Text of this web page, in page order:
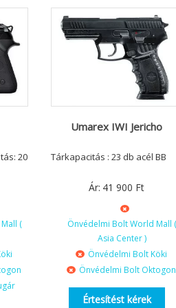
20
(
Umarex IWI Jericho
Tárkapacitás : 23 db acél BB
Ár: 41 900 Ft
Önvédelmi Bolt World Mall (
Asia Center )
Önvédelmi Bolt Köki
Önvédelmi Bolt Oktogon
Értesítést kérek